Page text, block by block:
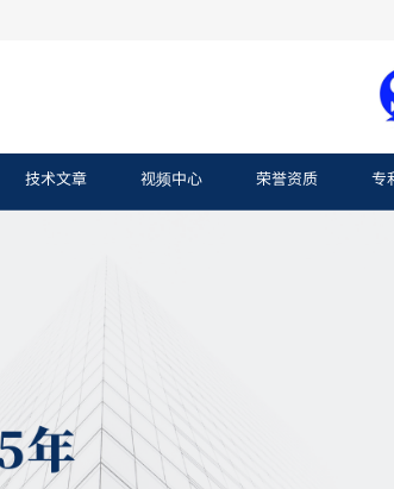
技术文章 视频中心 荣誉资质 专